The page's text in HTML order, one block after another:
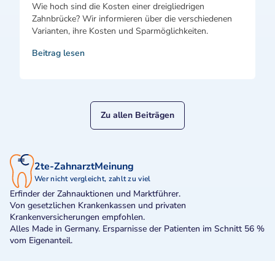
Wie hoch sind die Kosten einer dreigliedrigen
Zahnbrücke? Wir informieren über die verschiedenen
Varianten, ihre Kosten und Sparmöglichkeiten.
Beitrag lesen
Zu allen Beiträgen
2te-ZahnarztMeinung
Wer nicht vergleicht, zahlt zu viel
Erfinder der Zahnauktionen und Marktführer.
Von gesetzlichen Krankenkassen und privaten
Krankenversicherungen empfohlen.
Alles Made in Germany. Ersparnisse der Patienten im Schnitt 56 %
vom Eigenanteil.